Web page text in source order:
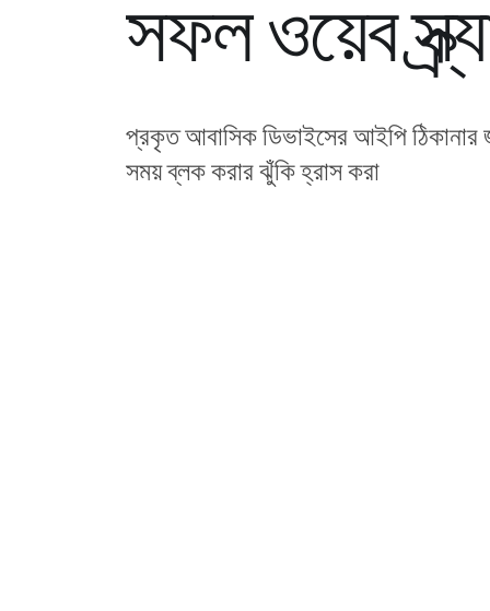
সফল ওয়েব
প্রকৃত আবাসিক ডিভাইসের আইপি ঠিকানার
সময় ব্লক করার ঝুঁকি হ্রাস করা